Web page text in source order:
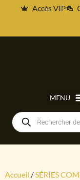
Accès VIP
Accueil /SÉRIES